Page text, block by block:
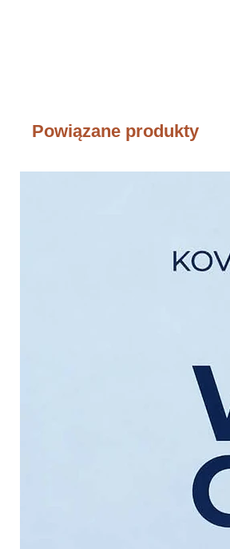
Powiązane produkty